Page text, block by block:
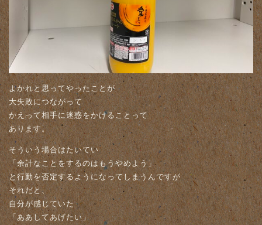
よかれと思ってやったことが
大失敗につながって
かえって相手に迷惑をかけることって
あります。
そういう場合はたいてい
「余計なことをするのはもうやめよう」
と行動を否定するようになってしまうんですが
それだと、
自分が感じていた
「ああしてあげたい」